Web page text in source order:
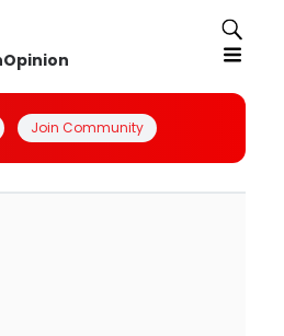
Opinion
Join Community